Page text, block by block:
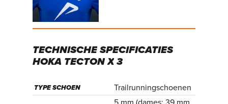
TECHNISCHE SPECIFICATIES
HOKA TECTON X 3
TYPE SCHOEN Trailrunningschoenen